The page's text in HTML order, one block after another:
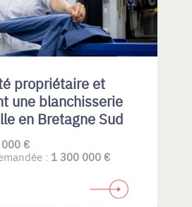
propriétaire et
une blanchisserie
en Bretagne Sud
€
: 1 300 000 €